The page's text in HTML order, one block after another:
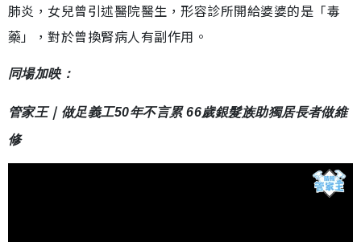
肺炎，女兒曾引述醫院醫生，形容診所開給婆婆的是「毒
藥」，對於曾換腎病人有副作用。
同場加映：
管家王｜做足義工50年不言累 66歲銀髮族助獨居長者做維
修